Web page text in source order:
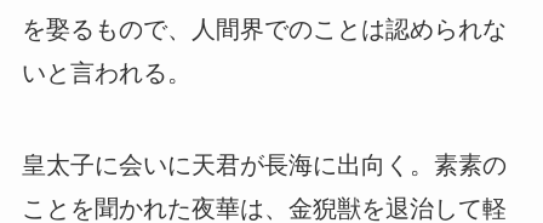
を娶るもので、人間界でのことは認められな
いと言われる。
皇太子に会いに天君が長海に出向く。素素の
ことを聞かれた夜華は、金猊獣を退治して軽